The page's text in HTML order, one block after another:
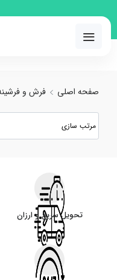
خرید و مقایسه
صفحه اصلی فرش و
تحویل سریع و ارزان